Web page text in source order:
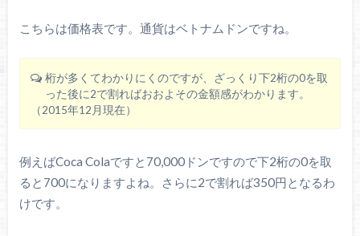
こちらは価格表です。通貨はベトナムドンですね。
桁が多くてわかりにくのですが、ざっくり下2桁の0を取
った後に2で割ればおおよその金額感がわかります。
（2015年12月現在）
例えばCoca Colaですと70,000ドンですので下2桁の0を取
ると700になりますよね。さらに2で割れば350円となるわ
けです。